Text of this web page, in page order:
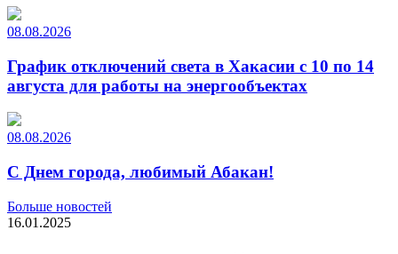
08.08.2026
График отключений света в Хакасии с 10 по 14
августа для работы на энергообъектах
08.08.2026
С Днем города, любимый Абакан!
Больше новостей
16.01.2025